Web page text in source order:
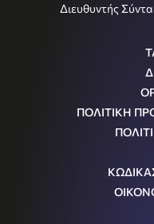
Διευθυντής
ΠΟΛΙΤΙΚΗ